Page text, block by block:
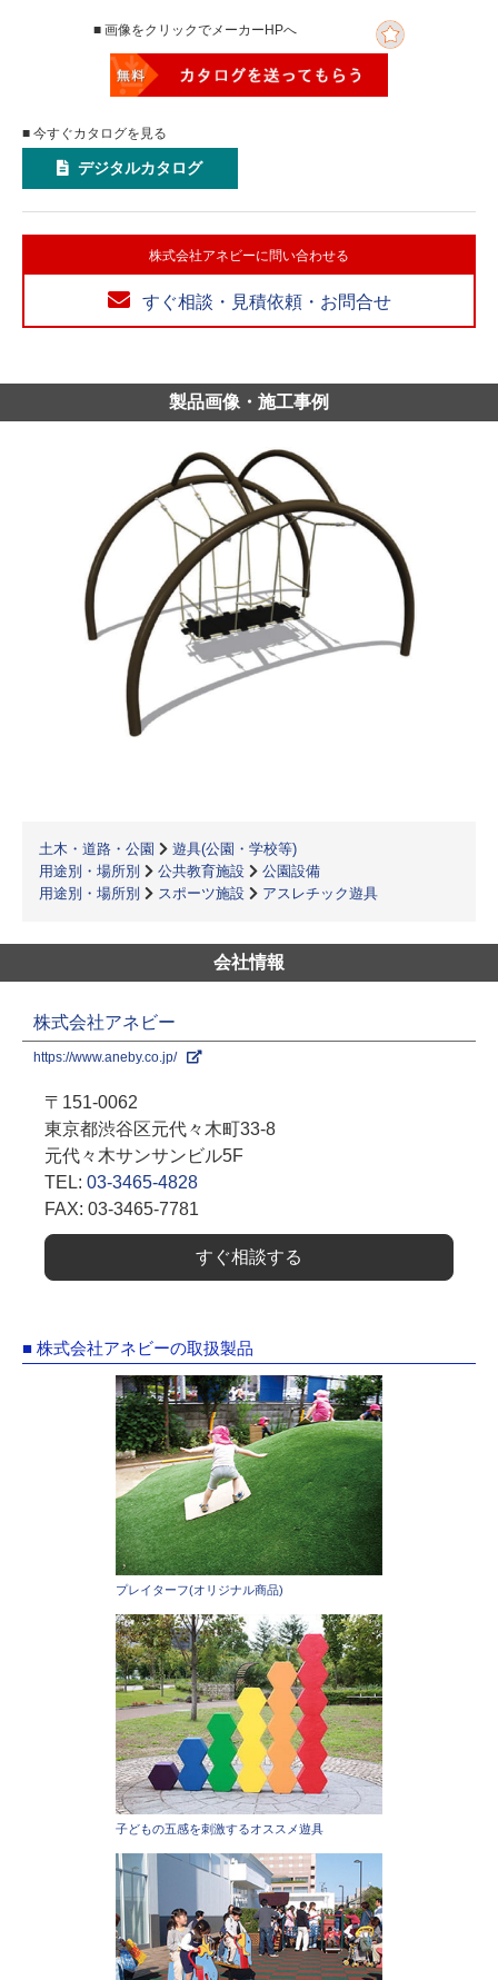
■ 画像をクリックでメーカーHPへ
■ 今すぐカタログを見る
デジタルカタログ
株式会社アネビーに問い合わせる
すぐ相談・見積依頼・お問合せ
製品画像・施工事例
土木・道路・公園
遊具(公園・学校等)
用途別・場所別
公共教育施設
公園設備
用途別・場所別
スポーツ施設 アスレチック遊具
会社情報
株式会社アネビー
https://www.aneby.co.jp/
〒151-0062
東京都渋谷区元代々木町33-8
元代々木サンサンビル5F
TEL: 03-3465-4828
FAX: 03-3465-7781
すぐ相談する
■ 株式会社アネビーの取扱製品
プレイターフ(オリジナル商品)
子どもの五感を刺激するオススメ遊具